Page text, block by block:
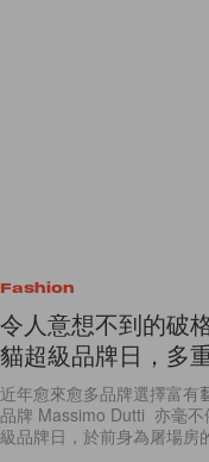
Fashion
令人意想不到的破
貓超級品牌日，多
近年愈來愈多品牌選擇富有
品牌 Massimo Dutti 亦毫不
級品牌日，於前身為屠場房